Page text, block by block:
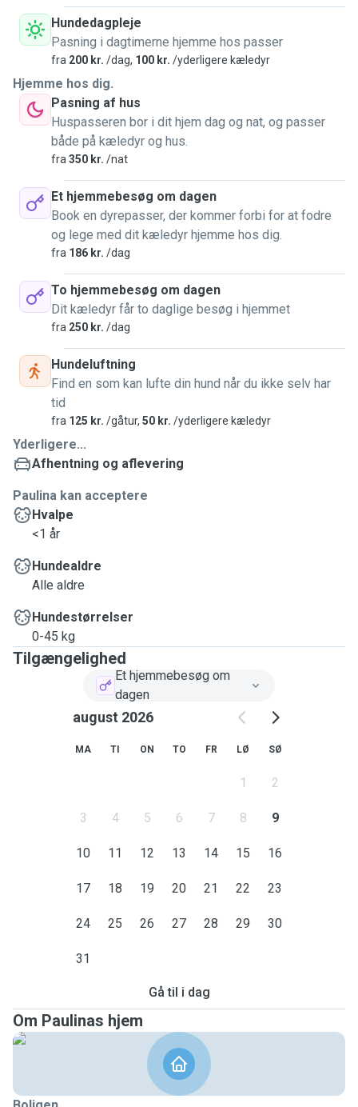
Hundedagpleje
Pasning i dagtimerne hjemme hos passer
fra 200 kr. /dag, 100 kr. /yderligere kæledyr
Hjemme hos dig.
Pasning af hus
Huspasseren bor i dit hjem dag og nat, og passer
både på kæledyr og hus.
fra 350 kr. /nat
Et hjemmebesøg om dagen
Book en dyrepasser, der kommer forbi for at fodre
og lege med dit kæledyr hjemme hos dig.
fra 186 kr. /dag
To hjemmebesøg om dagen
Dit kæledyr får to daglige besøg i hjemmet
fra 250 kr. /dag
Hundeluftning
Find en som kan lufte din hund når du ikke selv har
tid
fra 125 kr. /gåtur, 50 kr. /yderligere kæledyr
Yderligere...
Afhentning og aflevering
Paulina kan acceptere
Hvalpe
<1 år
Hundealdre
Alle aldre
Hundestørrelser
0-45 kg
Tilgængelighed
Et hjemmebesøg om
dagen
august 2026
MA TI ON TO FR LØ SØ
1 2
3 4 5 6 7 8 9
10 11 12 13 14 15 16
17 18 19 20 21 22 23
24 25 26 27 28 29 30
31
Gå til i dag
Om Paulinas hjem